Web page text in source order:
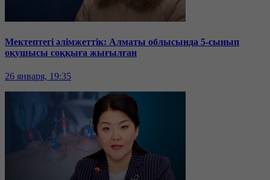
Мектептегі әлімжеттік: Алматы облысында 5-сынып
оқушысы соққыға жығылған
26 января, 19:35